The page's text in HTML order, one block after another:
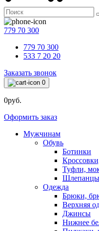
779 70 300
779 70 300
533 7 20 20
Заказать звонок
0
0руб.
Оформить заказ
Мужчинам
Обувь
Ботинки
Туфли,
Шлепанцы
Одежда
Брюки,
Верхняя
Джинсы
Нижнее